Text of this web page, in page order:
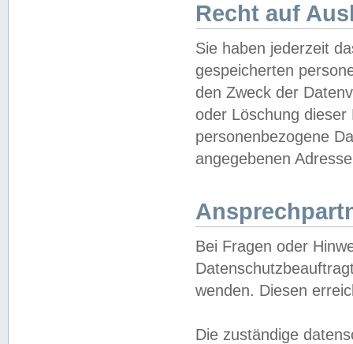
Recht auf
Sie haben jederzeit
gespeicherten
den Zweck der
oder Löschung
personenbezogene
angegebenen
Bei Fragen oder
wenden. Diesen
Die zuständige